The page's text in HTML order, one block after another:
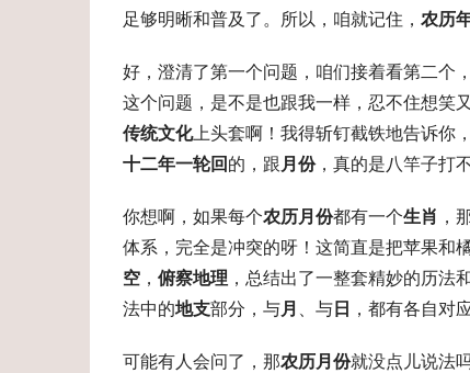
足够明晰和普及了。所以，咱就记住， 农历
好，澄清了第一个问题，咱们接着看第二
这个问题，是不是也跟我一样，忍不住想笑
传统文化上头套啊！我得斩钉截铁地告诉你，
十二年一轮回 的，跟月份，真的是八竿子打
你想啊，如果每个农历月份都有一个生肖 ，
体系，完全是冲突的呀！这简直是把苹果和
空 ， 俯察地理 ，总结出了一整套精妙的历法
法中的地支部分，与月 、与日 ，都有各自对
可能有人会问了，那农历月份就没点儿说法